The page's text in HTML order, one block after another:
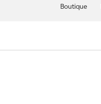
Boutique